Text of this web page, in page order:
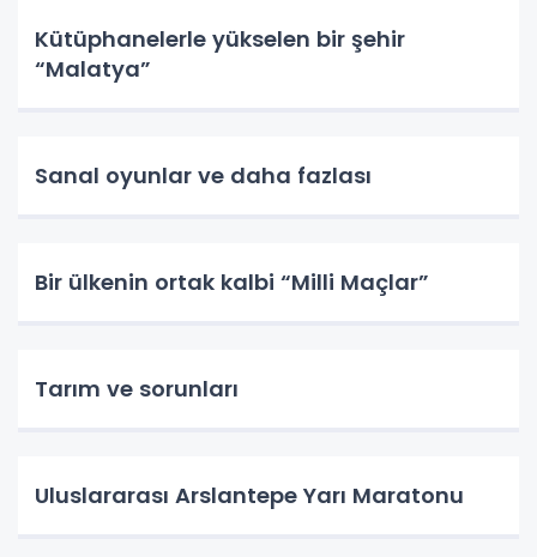
Kütüphanelerle yükselen bir şehir
“Malatya”
Sanal oyunlar ve daha fazlası
Bir ülkenin ortak kalbi “Milli Maçlar”
Tarım ve sorunları
Uluslararası Arslantepe Yarı Maratonu